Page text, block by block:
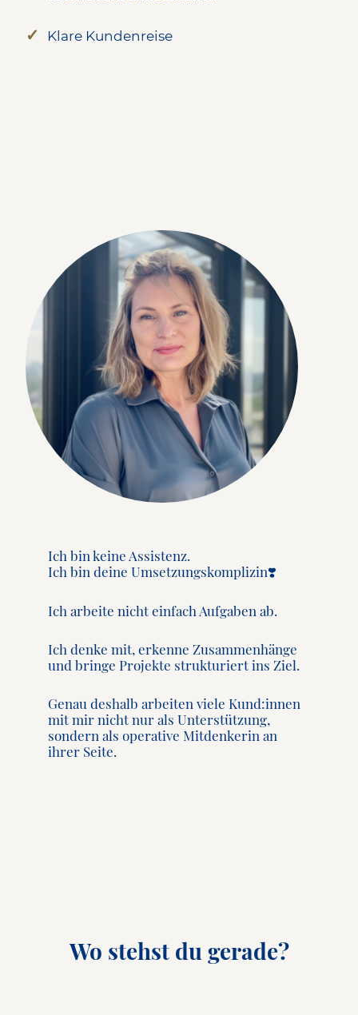
✓ Klare Kundenreise
Ich bin keine Assistenz.
Ich bin deine Umsetzungskomplizin❣️
Ich arbeite nicht einfach Aufgaben ab.
Ich denke mit, erkenne Zusammenhänge
und bringe Projekte strukturiert ins Ziel.
Genau deshalb arbeiten viele Kund:innen
mit mir nicht nur als Unterstützung,
sondern als operative Mitdenkerin an
ihrer Seite.
Wo stehst du gerade?